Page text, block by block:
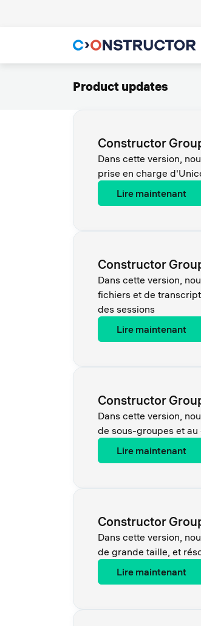
Product updates
Constructor
Dans cette version,
prise en charge
Lire maintenant
Constructor
Dans cette version,
fichiers et de
des sessions
Lire maintenant
Constructor
Dans cette version,
de sous-groupes et
Lire maintenant
Constructor
Dans cette version,
de grande taille, et
Lire maintenant